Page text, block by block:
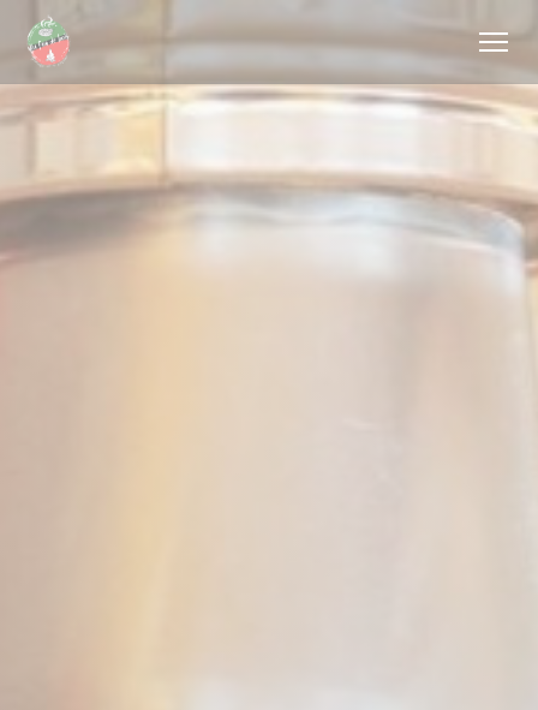
Personalizzazione delle tue scelte sui cookie